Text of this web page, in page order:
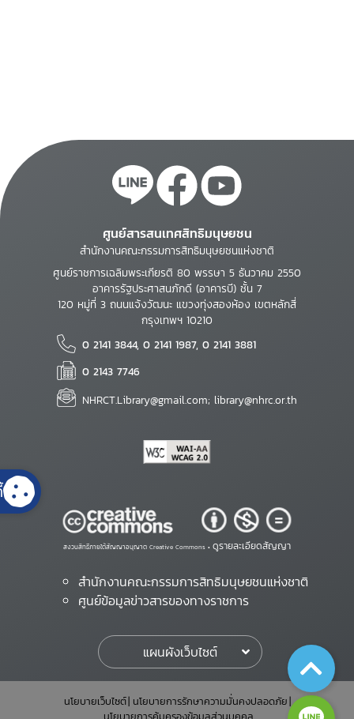
ศูนย์สารสนเทศสิทธิมนุษยชน
สำนักงานคณะกรรมการสิทธิมนุษยชนแห่งชาติ
ศูนย์ราชการเฉลิมพระเกียรติ 80 พรรษา 5 ธันวาคม 2550
อาคารรัฐประศาสนภักดี (อาคารบี) ชั้น 7
120 หมู่ที่ 3 ถนนแจ้งวัฒนะ แขวงทุ่งสองห้อง เขตหลักสี่
กรุงเทพฯ 10210
0 2141 3844, 0 2141 1987, 0 2141 3881
0 2143 7746
NHRCT.Library@gmail.com; library@nhrc.or.th
สงวนสิทธิ์ภายใต้สัญญาอนุญาต Creative Commons • ดูรายละเอียดสัญญา
สำนักงานคณะกรรมการสิทธิมนุษยชนแห่งชาติ
ศูนย์ข้อมูลข่าวสารของทางราชการ
แผนผังเว็บไซต์
นโยบายเว็บไซต์ นโยบายการรักษาความมั่นคงปลอดภัย